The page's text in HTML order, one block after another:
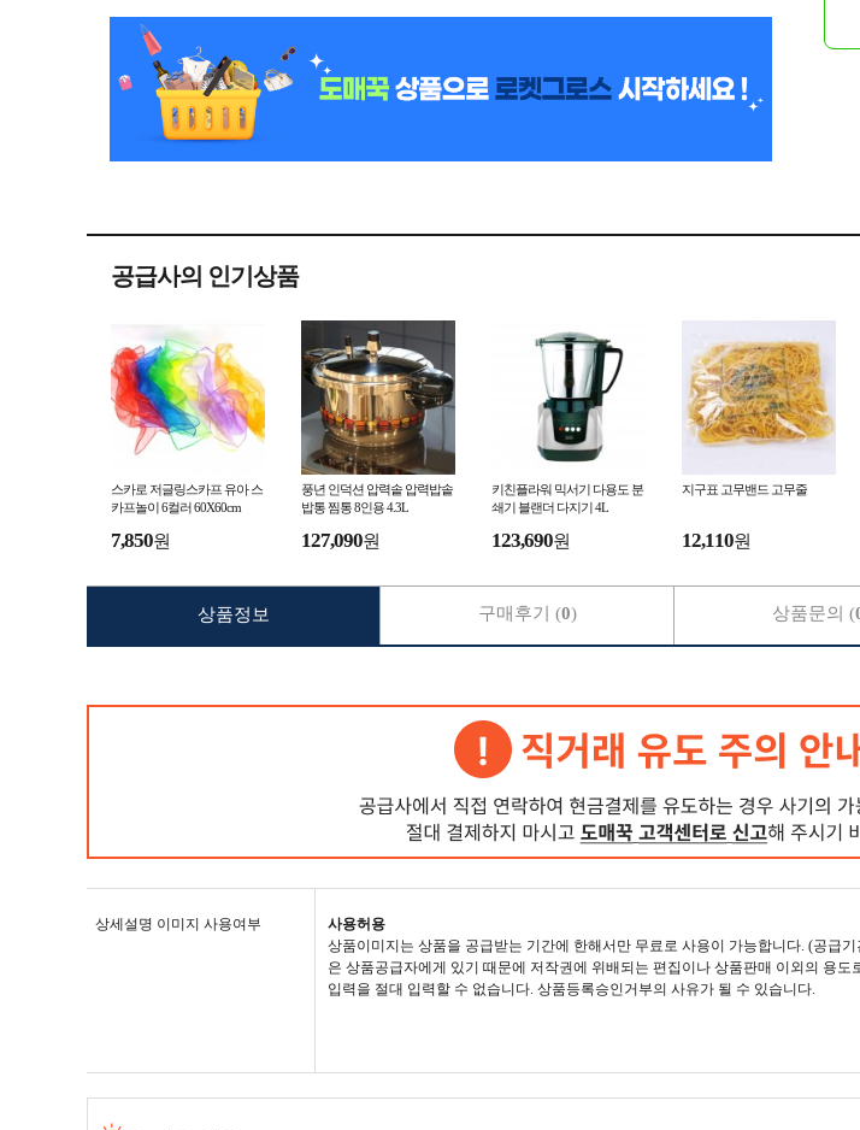
공급사의 인기상품
스카로 저글링스카프 유아 스
카프놀이 6컬러 60X60cm
7,850원
풍년 인덕션 압력솥 압력밥솥
밥통 찜통 8인용 4.3L
127,090원
키친플라워 믹서기 다용도 분
쇄기 블랜더 다지기 4L
123,690원
지구표 고무밴드 고무줄
12,110원
상세설명 이미지 사용여부
사용허용
상품이미지는 상품을 공급받는 기간에 한해서만 무료로 사용이 가능합니다. (공급
은 상품공급자에게 있기 때문에 저작권에 위배되는 편집이나 상품판매 이외의 용
입력을 절대 입력할 수 없습니다. 상품등록승인거부의 사유가 될 수 있습니다.
상품정보 구매후기 (0) 상품문의 (